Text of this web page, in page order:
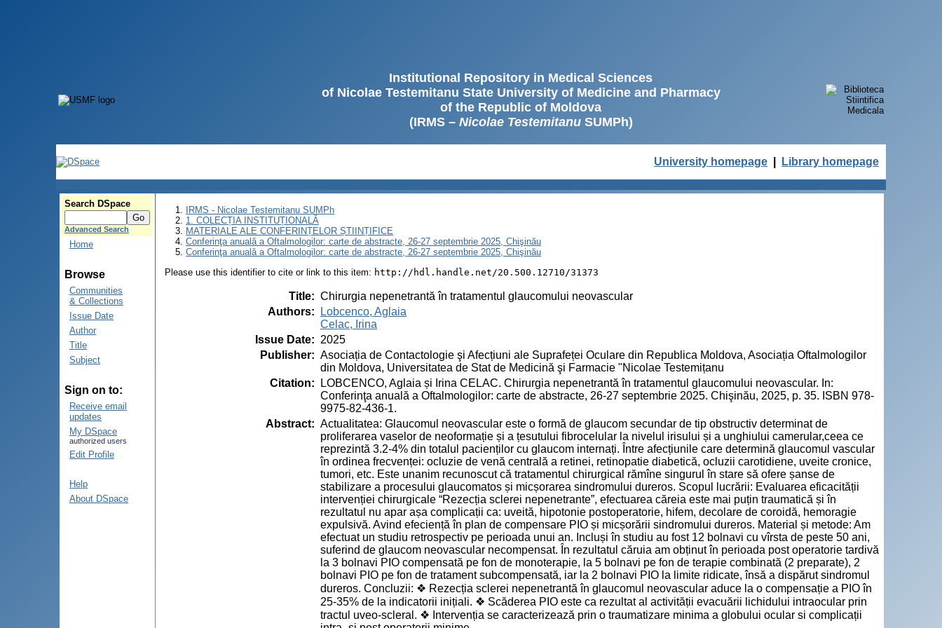
Institutional Repository in Medical Sciences
of Nicolae Testemitanu State University of Medicine and Pharmacy
of the Republic of Moldova
(IRMS – Nicolae TestemitanuSUMPh)
University homepage Library homepage
Search DSpace
Advanced Search
Home
Browse
Communities
& Collections
Issue Date
Author
Title
Subject
Sign on to:
Receive email
updates
My DSpace
authorized users
Edit Profile
Help
About DSpace
IRMS - Nicolae Testemitanu SUMPh
1. COLECȚIA INSTITUȚIONALĂ
MATERIALE ALE CONFERINȚELOR ȘTIINȚIFICE
Conferinţa anuală a Oftalmologilor: carte de abstracte, 26-27 septembrie 2025, Chişinău
Conferinţa anuală a Oftalmologilor: carte de abstracte, 26-27 septembrie 2025, Chişinău
Please use this identifier to cite or link to this item: http://hdl.handle.net/20.500.12710/31373
Title: Chirurgia nepenetrantă în tratamentul glaucomului neovascular
Authors:
Lobcenco, Aglaia
Celac, Irina
Issue Date: 2025
Publisher: Asociația de Contactologie şi Afecțiuni ale Suprafeței Oculare din Republica Moldova, Asociația Oftalmologilor
din Moldova, Universitatea de Stat de Medicină şi Farmacie "Nicolae Testemițanu
Citation:
LOBCENCO, Aglaia și Irina CELAC. Chirurgia nepenetrantă în tratamentul glaucomului neovascular. In:
Conferinţa anuală a Oftalmologilor: carte de abstracte, 26-27 septembrie 2025. Chişinău, 2025, p. 35. ISBN 978-
9975-82-436-1.
Abstract: Actualitatea: Glaucomul neovascular este o formă de glaucom secundar de tip obstructiv determinat de
proliferarea vaselor de neoformație și a țesutului fibrocelular la nivelul irisului și a unghiului camerular,ceea ce
reprezintă 3.2-4% din totalul pacienților cu glaucom internați. Între afecțiunile care determină glaucomul vascular
în ordinea frecvenței: ocluzie de venă centrală a retinei, retinopatie diabetică, ocluzii carotidiene, uveite cronice,
tumori, etc. Este unanim recunoscut că tratamentul chirurgical rămîne singurul în stare să ofere șanse de
stabilizare a procesului glaucomatos și micșorarea sindromului dureros. Scopul lucrării: Evaluarea eficacității
intervenției chirurgicale “Rezecția sclerei nepenetrante”, efectuarea căreia este mai puțin traumatică și în
rezultatul nu apar așa complicații ca: uveită, hipotonie postoperatorie, hifem, decolare de coroidă, hemoragie
expulsivă. Avind efeciență în plan de compensare PIO și micșorării sindromului dureros. Material și metode: Am
efectuat un studiu retrospectiv pe perioada unui an. Incluși în studiu au fost 12 bolnavi cu vîrsta de peste 50 ani,
suferind de glaucom neovascular necompensat. În rezultatul căruia am obținut în perioada post operatorie tardivă
la 3 bolnavi PIO compensată pe fon de monoterapie, la 5 bolnavi pe fon de terapie combinată (2 preparate), 2
bolnavi PIO pe fon de tratament subcompensată, iar la 2 bolnavi PIO la limite ridicate, însă a dispărut sindromul
dureros. Concluzii: ❖ Rezecția sclerei nepenetrantă în glaucomul neovascular aduce la o compensație a PIO în
25-35% de la indicatorii inițiali. ❖ Scăderea PIO este ca rezultat al activității evacuării lichidului intraocular prin
tractul uveo-scleral. ❖ Intervenția se caracterizează prin o traumatizare minima a globului ocular si complicații